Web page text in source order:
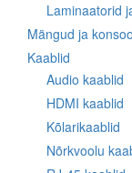
Laminaatorid
Mängud ja
Kaablid
Audio kaablid
HDMI kaablid
Kõlarikaablid
Nõrkvoolu